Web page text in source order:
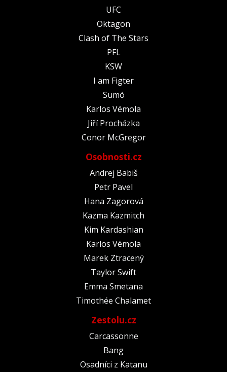
UFC
Oktagon
Clash of The Stars
PFL
KSW
I am Figter
Sumó
Karlos Vémola
Jiří Procházka
Conor McGregor
Osobnosti.cz
Andrej Babiš
Petr Pavel
Hana Zagorová
Kazma Kazmitch
Kim Kardashian
Karlos Vémola
Marek Ztracený
Taylor Swift
Emma Smetana
Timothée Chalamet
Zestolu.cz
Carcassonne
Bang
Osadníci z Katanu